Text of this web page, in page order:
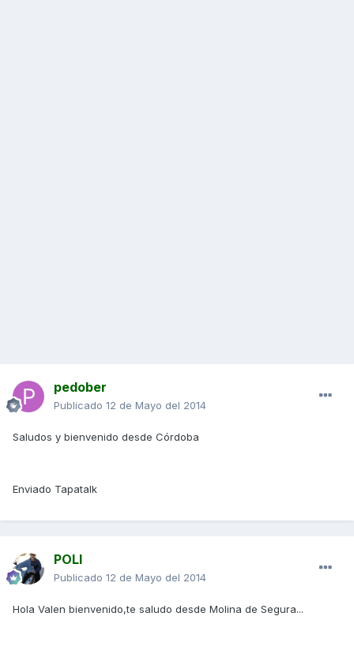
pedober
Publicado 12 de Mayo del 2014
Saludos y bienvenido desde Córdoba
Enviado Tapatalk
POLI
Publicado 12 de Mayo del 2014
Hola Valen bienvenido,te saludo desde Molina de Segura...